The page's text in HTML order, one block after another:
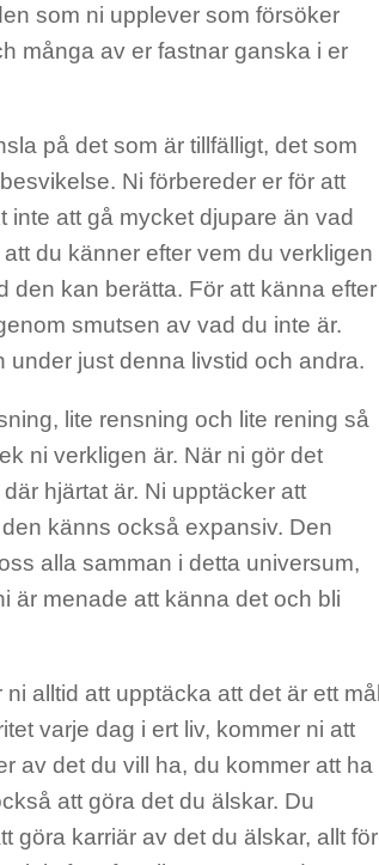
som ni upplever som försöker
många av er fastnar ganska i er
på det som är tillfälligt, det som
Ni förbereder er för att
inte att gå mycket djupare än vad
du känner efter vem du verkligen
den kan berätta. För att känna efter
smutsen av vad du inte är.
just denna livstid och andra.
lite rensning och lite rening så
ni verkligen är. När ni gör det
hjärtat är. Ni upptäcker att
känns också expansiv. Den
alla samman i detta universum,
är menade att känna det och bli
alltid att upptäcka att det är ett mål
varje dag i ert liv, kommer ni att
av det du vill ha, du kommer att ha
att göra det du älskar. Du
göra karriär av det du älskar, allt för